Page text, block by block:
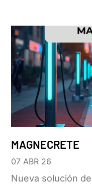
MAGNECRETE
07 ABR 26
Nueva solución